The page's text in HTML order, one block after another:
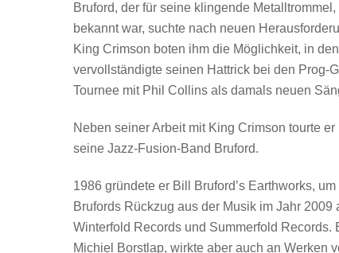
Bruford, der für seine klingende
bekannt war, suchte nach neuen
King Crimson boten ihm die Möglichkeit, in
vervollständigte seinen Hattrick bei den Prog-
Tournee mit Phil Collins als damals neuen
Neben seiner Arbeit mit King Crimson tourte
seine Jazz-Fusion-Band Bruford.
1986 gründete er Bill Bruford’s Earthworks,
Brufords Rückzug aus der Musik im Jahr
Winterfold Records und Summerfold Records.
Michiel Borstlap, wirkte aber auch an Werken